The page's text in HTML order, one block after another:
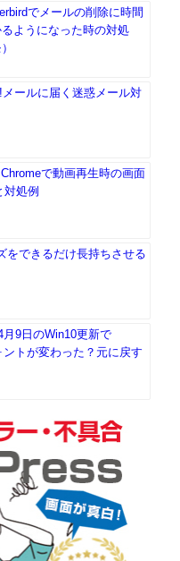
でメールの削除に時間
ようになった時の対処
メールに届く迷惑メール対
で動画再生時の画面
処例
をできるだけ長持ちさせる
月9日のWin10更新で
トが変わった？元に戻す